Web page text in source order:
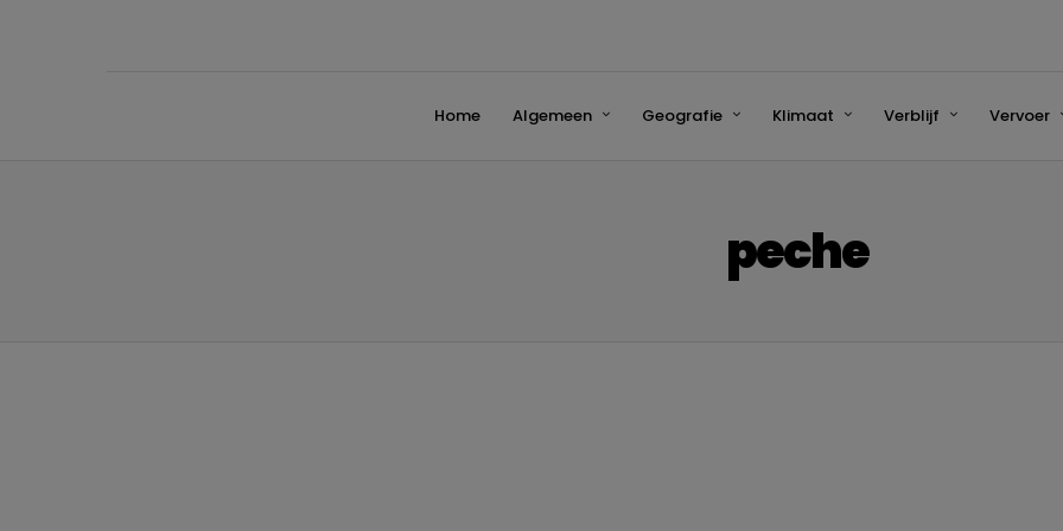
Home Algemeen Geografie Klimaat Verblijf Vervoer
peche